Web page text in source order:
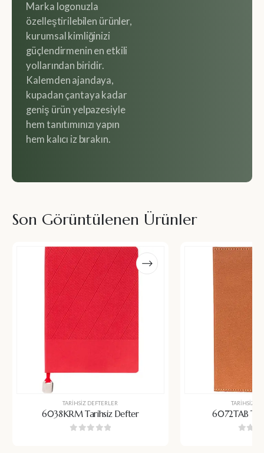
Marka logonuzla
özelleştirilebilen ürünler,
kurumsal kimliğinizi
güçlendirmenin en etkili
yollarından biridir.
Kalemden ajandaya,
kupadan çantaya kadar
geniş ürün yelpazesiyle
hem tanıtımınızı yapın
hem kalıcı iz bırakın.
Son Görüntülenen Ürünler
TARIHSIZ DEFTERLER
6038KRM Tarihsiz Defter
TARIHSIZ
6072TAB